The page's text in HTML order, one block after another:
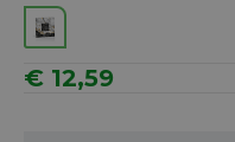
€ 12,59